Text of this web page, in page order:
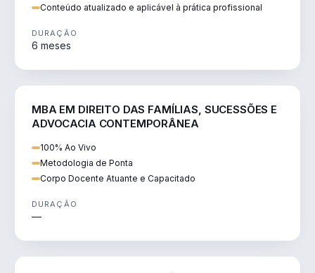
Conteúdo atualizado e aplicável à prática profissional
DURAÇÃO
6 meses
MBA EM DIREITO DAS FAMÍLIAS, SUCESSÕES E
ADVOCACIA CONTEMPORÂNEA
100% Ao Vivo
Metodologia de Ponta
Corpo Docente Atuante e Capacitado
DURAÇÃO
—